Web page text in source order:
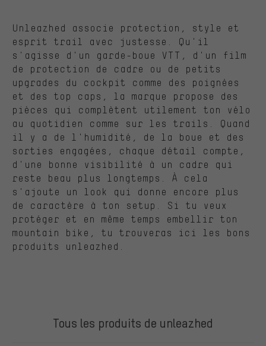
Unleazhed associe protection, style et
esprit trail avec justesse. Qu'il
s'agisse d'un garde-boue VTT, d'un film
de protection de cadre ou de petits
upgrades du cockpit comme des poignées
et des top caps, la marque propose des
pièces qui complètent utilement ton vélo
au quotidien comme sur les trails. Quand
il y a de l'humidité, de la boue et des
sorties engagées, chaque détail compte,
d'une bonne visibilité à un cadre qui
reste beau plus longtemps. À cela
s'ajoute un look qui donne encore plus
de caractère à ton setup. Si tu veux
protéger et en même temps embellir ton
mountain bike, tu trouveras ici les bons
produits unleazhed.
Tous les produits de unleazhed